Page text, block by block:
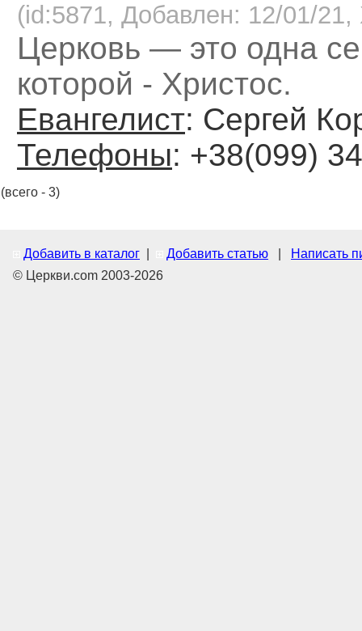
(id:5871, Добавлен: 12/01/21,
Церковь — это одна
которой - Христос.
Евангелист: Сергей
Телефоны: +38(099)
(всего - 3)
Добавить в каталог Добавить статью
Написать
© Церкви.com 2003-2026